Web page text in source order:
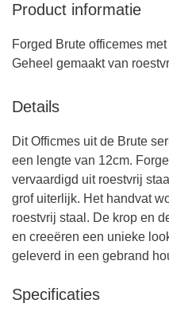
Product informatie
Forged Brute officemes
Geheel gemaakt van
Details
Dit Officmes uit de Brute
een lengte van 12cm.
vervaardigd uit roestvrij
grof uiterlijk. Het handvat
roestvrij staal. De krop en
en creeëren een unieke
geleverd in een gebrand
Specificaties